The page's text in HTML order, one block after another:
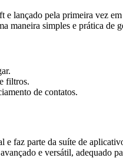
lançado pela primeira vez
maneira simples e prática de
filtros.
de contatos.
faz parte da suíte de
e versátil, adequado